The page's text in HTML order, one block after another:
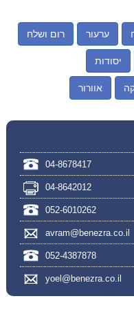
ערעור רום ושלח
יסודות
אוורור
04-8678417
04-8642012
052-6010262
avram@benezra.co.il
052-4387878
yoel@benezra.co.il